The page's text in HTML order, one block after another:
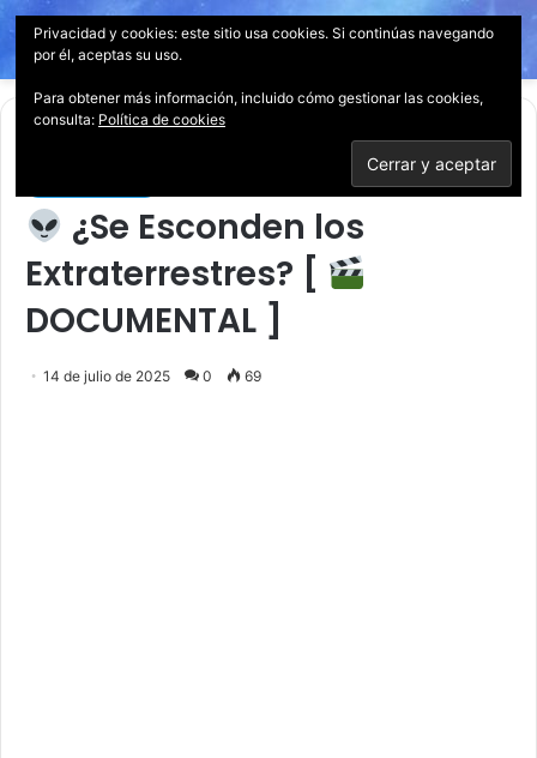
Menú
¿Se Esconden los
Extraterrestres? [
DOCUMENTAL ]
14 de julio de 2025 0 69
Privacidad y cookies: este sitio usa cookies. Si continúas navegando
por él, aceptas su uso.
Para obtener más información, incluido cómo gestionar las cookies,
consulta: Política de cookies